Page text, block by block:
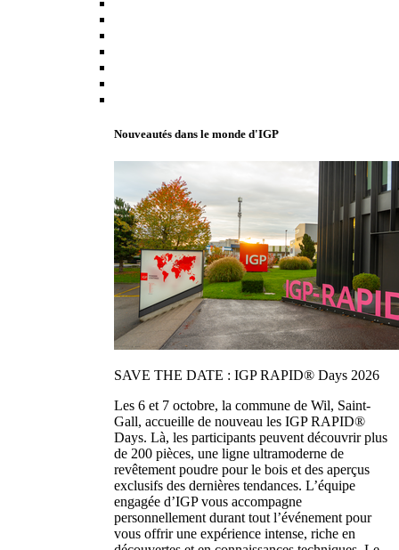
Nouveautés dans le monde d'IGP
SAVE THE DATE : IGP RAPID® Days 2026
Les 6 et 7 octobre, la commune de Wil, Saint-
Gall, accueille de nouveau les IGP RAPID®
Days. Là, les participants peuvent découvrir plus
de 200 pièces, une ligne ultramoderne de
revêtement poudre pour le bois et des aperçus
exclusifs des dernières tendances. L’équipe
engagée d’IGP vous accompagne
personnellement durant tout l’événement pour
vous offrir une expérience intense, riche en